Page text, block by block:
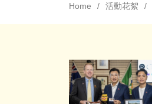
Home 活動花絮